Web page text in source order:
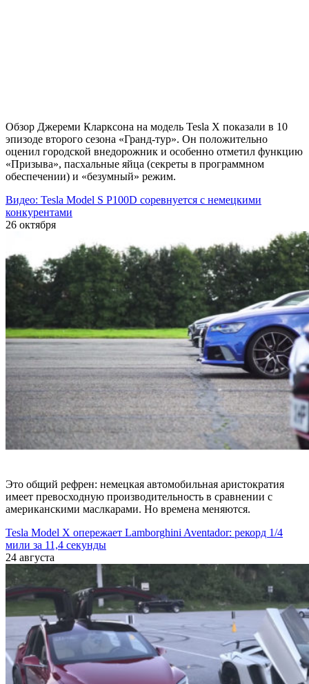
Обзор Джереми Кларксона на модель Tesla X показали в 10
эпизоде второго сезона «Гранд-тур». Он положительно
оценил городской внедорожник и особенно отметил функцию
«Призыва», пасхальные яйца (секреты в программном
обеспечении) и «безумный» режим.
Видео: Tesla Model S P100D соревнуется с немецкими
конкурентами
26 октября
Это общий рефрен: немецкая автомобильная аристократия
имеет превосходную производительность в сравнении с
американскими маслкарами. Но времена меняются.
Tesla Model X опережает Lamborghini Aventador: рекорд 1/4
мили за 11,4 секунды
24 августа